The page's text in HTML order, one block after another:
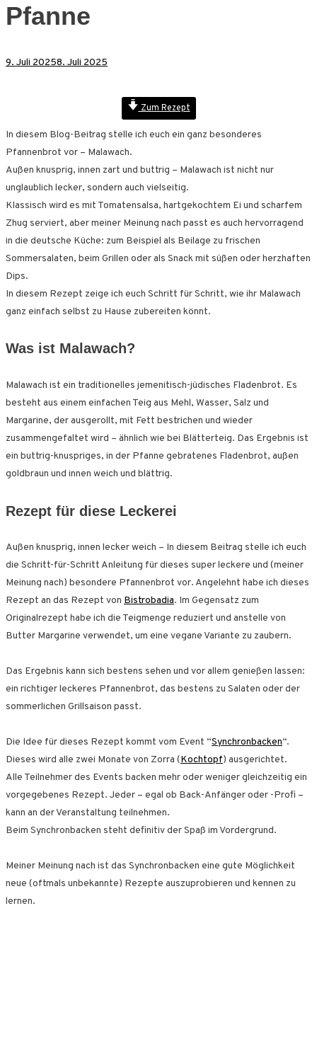
Pfanne
9. Juli 20258. Juli 2025
Zum Rezept
In diesem Blog-Beitrag stelle ich euch ein ganz besonderes
Pfannenbrot vor – Malawach.
Außen knusprig, innen zart und buttrig – Malawach ist nicht nur
unglaublich lecker, sondern auch vielseitig.
Klassisch wird es mit Tomatensalsa, hartgekochtem Ei und scharfem
Zhug serviert, aber meiner Meinung nach passt es auch hervorragend
in die deutsche Küche: zum Beispiel als Beilage zu frischen
Sommersalaten, beim Grillen oder als Snack mit süßen oder herzhaften
Dips.
In diesem Rezept zeige ich euch Schritt für Schritt, wie ihr Malawach
ganz einfach selbst zu Hause zubereiten könnt.
Was ist Malawach?
Malawach ist ein traditionelles jemenitisch-jüdisches Fladenbrot. Es
besteht aus einem einfachen Teig aus Mehl, Wasser, Salz und
Margarine, der ausgerollt, mit Fett bestrichen und wieder
zusammengefaltet wird – ähnlich wie bei Blätterteig. Das Ergebnis ist
ein buttrig-knuspriges, in der Pfanne gebratenes Fladenbrot, außen
goldbraun und innen weich und blättrig.
Rezept für diese Leckerei
Außen knusprig, innen lecker weich – In diesem Beitrag stelle ich euch
die Schritt-für-Schritt Anleitung für dieses super leckere und (meiner
Meinung nach) besondere Pfannenbrot vor. Angelehnt habe ich dieses
Rezept an das Rezept von Bistrobadia. Im Gegensatz zum
Originalrezept habe ich die Teigmenge reduziert und anstelle von
Butter Margarine verwendet, um eine vegane Variante zu zaubern.
Das Ergebnis kann sich bestens sehen und vor allem genießen lassen:
ein richtiger leckeres Pfannenbrot, das bestens zu Salaten oder der
sommerlichen Grillsaison passt.
Die Idee für dieses Rezept kommt vom Event “Synchronbacken“.
Dieses wird alle zwei Monate von Zorra (Kochtopf) ausgerichtet.
Alle Teilnehmer des Events backen mehr oder weniger gleichzeitig ein
vorgegebenes Rezept. Jeder – egal ob Back-Anfänger oder -Profi –
kann an der Veranstaltung teilnehmen.
Beim Synchronbacken steht definitiv der Spaß im Vordergrund.
Meiner Meinung nach ist das Synchronbacken eine gute Möglichkeit
neue (oftmals unbekannte) Rezepte auszuprobieren und kennen zu
lernen.